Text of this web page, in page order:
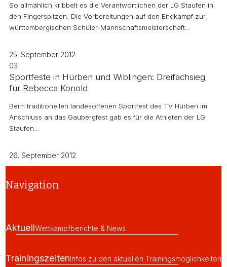
So allmählich kribbelt es die Verantwortlichen der LG Staufen in
den Fingerspitzen. Die Vorbereitungen auf den Endkampf zur
württembergischen Schüler-Mannschaftsmeisterschaft…
25. September 2012
03
Sportfeste in Hürben und Wiblingen: Dreifachsieg
für Rebecca Konold
Beim traditionellen landesoffenen Sportfest des TV Hürben im
Anschluss an das Gaubergfest gab es für die Athleten der LG
Staufen…
26. September 2012
Navigation
AktuellWettkampfberichte & News
TrainingszeitenInfos zu den aktuellen Trainingsmöglichkeiten